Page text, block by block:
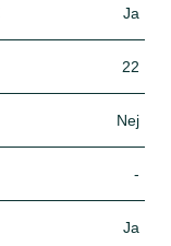
Ja
22
Nej
-
Ja